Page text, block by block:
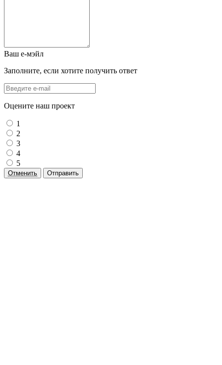
Ваш е-мэйл
Заполните, если хотите получить ответ
Оцените наш проект
1
2
3
4
5
Отменить Отправить